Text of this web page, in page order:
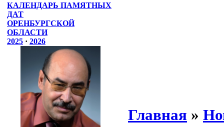
КАЛЕНДАРЬ ПАМЯТНЫХ
ДАТ
ОРЕНБУРГСКОЙ
ОБЛАСТИ
2025 · 2026
Главная »